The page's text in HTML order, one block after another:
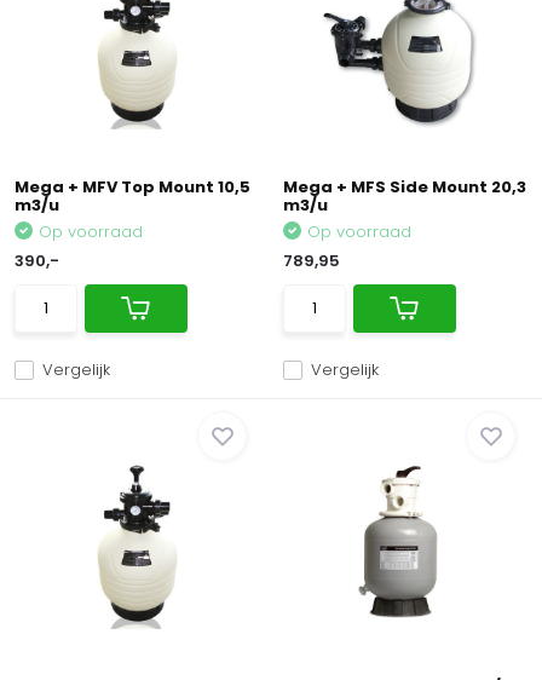
Mega + MFV Top Mount 10,5
m3/u
Vergelijk
Op voorraad
390,-
Mega + MFS Side Mount 20,3
m3/u
Vergelijk
Op voorraad
789,95